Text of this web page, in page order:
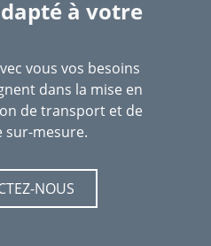
à votre
vous vos besoins
dans la mise en
de transport et de
sur-mesure.
NOUS